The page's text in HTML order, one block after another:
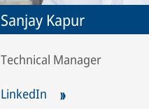
Sanjay Kapur
Technical Manager
LinkedIn